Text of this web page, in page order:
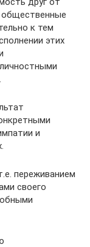
общественные
к тем
этих
и
переживанием
своего